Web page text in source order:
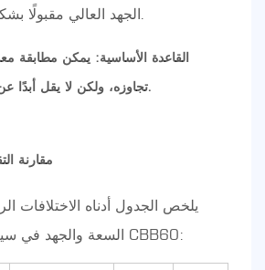
الجهد العالي مقبولًا بشكل عام بل ومفضلًا.
القاعدة الأساسية: يمكن مطابقة
تجاوزه، ولكن لا يقل أبدًا عن المواصفات الأصلية.
مقارنة
يلخص الجدول أدناه الاختلافات
السعة والجهد في سياق استبدال مكثف CBB60: